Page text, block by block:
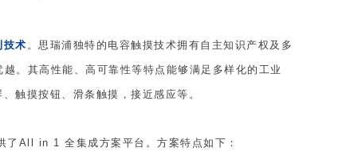
技术 。思瑞浦独特的电容触摸技术拥有自主知识产权及多
。其高性能、高可靠性等特点能够满足多样化的工业
触摸按钮、滑条触摸，接近感应等。
了All in 1 全集成方案平台。方案特点如下：